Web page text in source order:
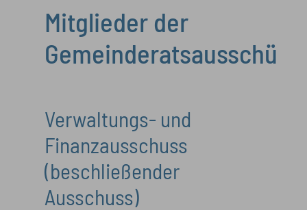
Mitglieder der
Verwaltungs- und
Finanzausschuss
(beschließender
Ausschuss)